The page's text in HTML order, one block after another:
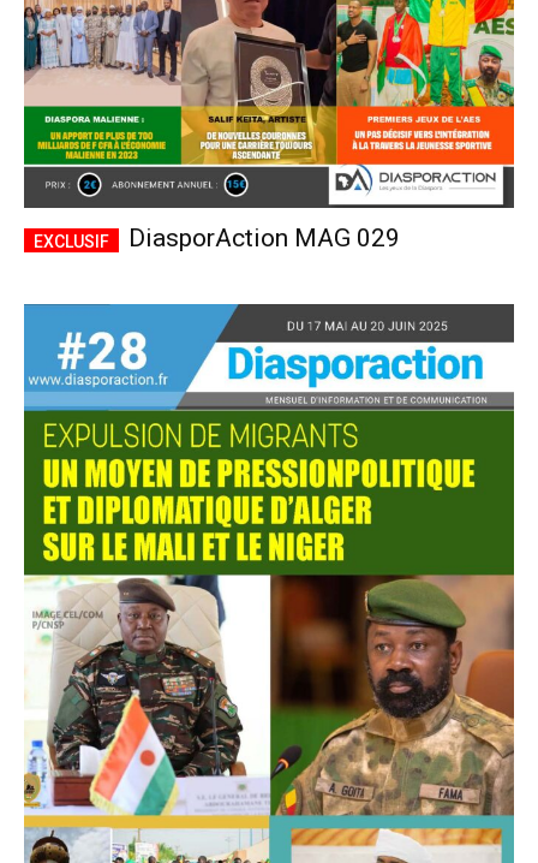
DiasporAction MAG 029